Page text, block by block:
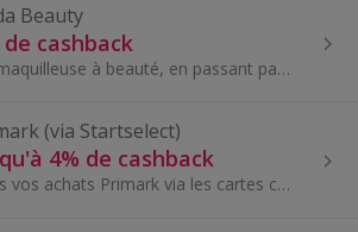
Beauty
de cashback
De maquilleuse à beauté, en passant par la direction, Huda Kattan redéfinit les normes de beauté un produit à la fois. Après avoir lancé Huda Be...
(via Startselect)
4% de cashback
Tous vos achats Primark via les cartes cadeaux Startselect pour économiser un maximum sur vos achats en ligne. Que vous recherchiez des articles de...